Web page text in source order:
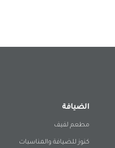
الضيافة
مطعم لفيف
كنوز للضيافة والمناسبات